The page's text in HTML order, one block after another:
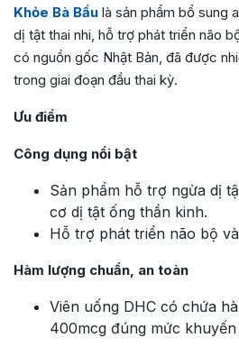
Khỏe Bà Bầu là sản phẩm bổ sung
dị tật thai nhi, hỗ trợ phát triển não
có nguồn gốc Nhật Bản, đã được
trong giai đoạn đầu thai kỳ.
Ưu điểm
Công dụng nổi bật
Sản phẩm hỗ trợ ngừa dị
cơ dị tật ống thần kinh.
Hỗ trợ phát triển não bộ
Hàm lượng chuẩn, an toàn
Viên uống DHC có chứa
400mcg đúng mức